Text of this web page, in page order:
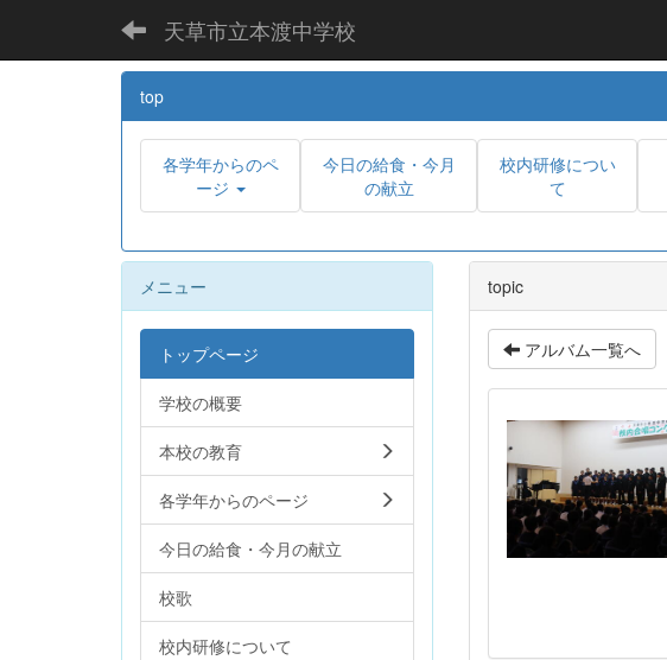
天草市立本渡中学校
top
各学年からのペ
ージ
今日の給食・今月
の献立
校内研修につい
て
topic
アルバム一覧へ
メニュー
トップページ
学校の概要
本校の教育
各学年からのページ
今日の給食・今月の献立
校歌
校内研修について